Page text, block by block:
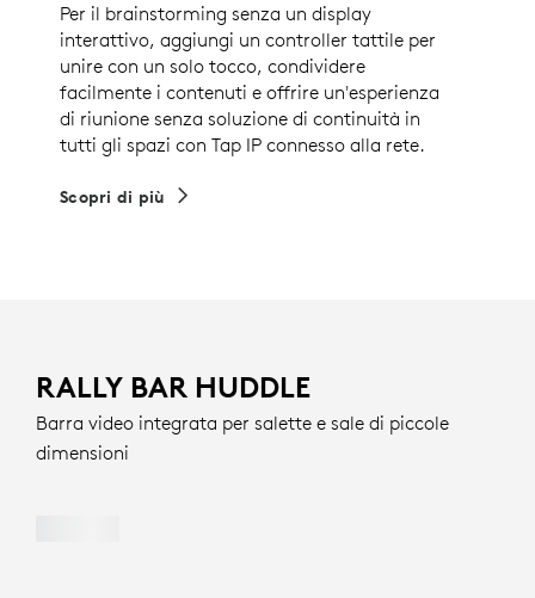
Per il brainstorming senza un display
interattivo, aggiungi un controller tattile per
unire con un solo tocco, condividere
facilmente i contenuti e offrire un'esperienza
di riunione senza soluzione di continuità in
tutti gli spazi con Tap IP connesso alla rete.
Scopri di più
RALLY BAR HUDDLE
Barra video integrata per salette e sale di piccole
dimensioni